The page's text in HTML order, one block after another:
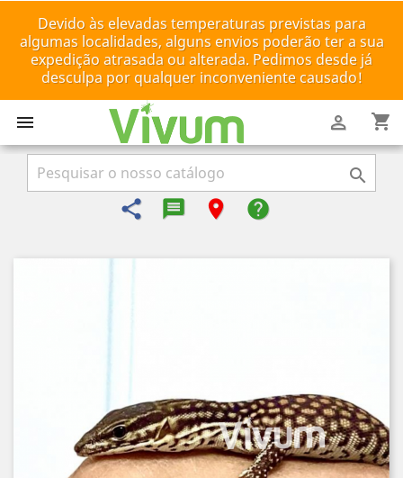
Devido às elevadas temperaturas previstas para
algumas localidades, alguns envios poderão ter a sua
expedição atrasada ou alterada. Pedimos desde já
desculpa por qualquer inconveniente causado!
 shopping_cart


share message-reply-text
room help